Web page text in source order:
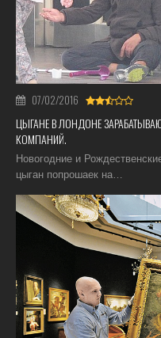
07/02/2016
ЦЫГАНЕ В ЛОНДОНЕ
КОМПАНИЙ.
Новогодние и
цыган попрошаек на…